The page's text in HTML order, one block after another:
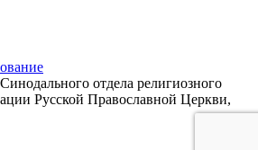
отдела религиозного
Русской Православной Церкви,